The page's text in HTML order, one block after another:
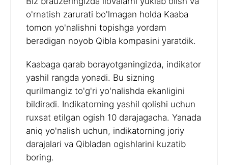
o'rnatish zarurati bo'lmagan holda Kaaba
tomon yo'nalishni topishga yordam
beradigan noyob Qibla kompasini yaratdik.
Kaabaga qarab borayotganingizda, indikator
yashil rangda yonadi. Bu sizning
qurilmangiz to'g'ri yo'nalishda ekanligini
bildiradi. Indikatorning yashil qolishi uchun
ruxsat etilgan ogish 10 darajagacha. Yanada
aniq yo'nalish uchun, indikatorning joriy
darajalari va Qibladan ogishlarini kuzatib
boring.